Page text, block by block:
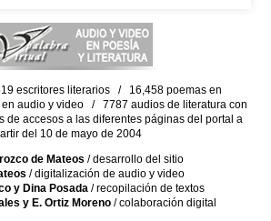
escritores literarios / 16,458 poemas en
audio y video / 7787 audios de literatura con
de accesos a las diferentes páginas del portal a
del 10 de mayo de 2004
de Mateos / desarrollo del sitio
/ digitalización de audio y video
y Dina Posada/ recopilación de textos
y E. Ortiz Moreno/ colaboración digital